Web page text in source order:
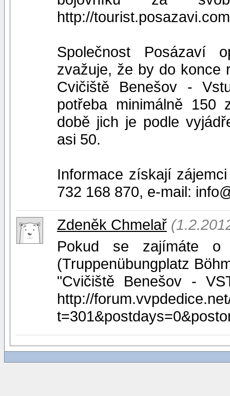
http://
Společnost Posázaví
zvažuje, že by do konce
Cvičiště Benešov -
potřeba minimálně 150
době jich je podle
asi 50.
Informace získají
732 168 870, e-mail:
Zdeněk Chmelař
Pokud se zajímáte o
(Truppenübungplatz
"Cvičiště Benešov -
http://